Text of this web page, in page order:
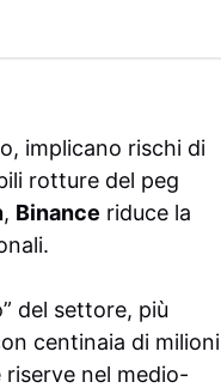
implicano rischi di
rotture del peg
, Binance riduce la
del settore, più
centinaia di milioni
nel medio-